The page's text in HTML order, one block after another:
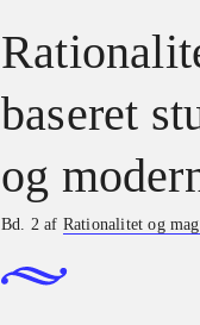
baseret
og
Bd. 2 af Rationalitet og